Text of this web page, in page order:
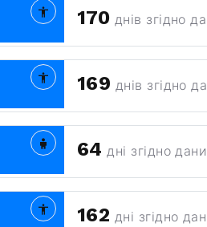
170 днів згідно
169 днів згідно
64 дні згідно
162 дні згідно